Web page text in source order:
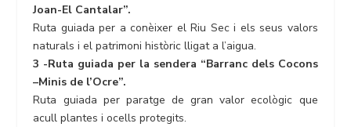
Joan-El Cantalar”.
Ruta guiada per a conèixer el Riu Sec i els seus valors
naturals i el patrimoni històric lligat a l’aigua.
3 -Ruta guiada per la sendera “Barranc dels Cocons
–Minis de l’Ocre”.
Ruta guiada per paratge de gran valor ecològic que
acull plantes i ocells protegits.